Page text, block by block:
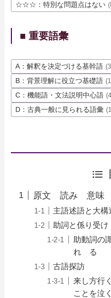
☆☆☆：特別な問題点はない
■ 重要語彙
A：解釈を決定づける基幹語
B：背景理解に役立つ基礎語
C：機能語・文法説明中心語
D：古典一般に見られる語彙
原文 読み 意味
主語述語と大構
助詞と係り受け
助動詞
れ る
古語探訪
来し方行
ことを泣